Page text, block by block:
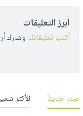
أبرز التعليقات
أكتب تعليقاتك وشارك
صدر حديثاً الأكثر